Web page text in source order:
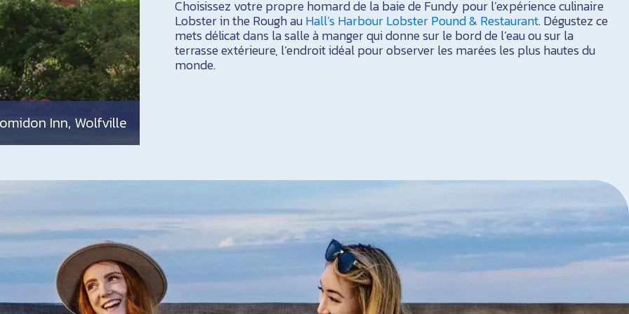
Choisissez votre propre homard de la baie de Fundy pour l’expérience culinaire
Lobster in the Rough auHall’s Harbour Lobster Pound & Restaurant. Dégustez ce
mets délicat dans la salle à manger qui donne sur le bord de l’eau ou sur la
terrasse extérieure, l’endroit idéal pour observer les marées les plus hautes du
monde.
Inn, Wolfville